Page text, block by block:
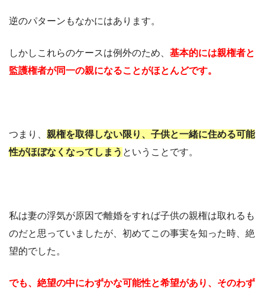
逆のパターンもなかにはあります。
しかしこれらのケースは例外のため、 基本的には親権者と
監護権者が同一の親になることがほとんどです。
つまり、 親権を取得しない限り、子供と一緒に住める可能
性がほぼなくなってしまう ということです。
私は妻の浮気が原因で離婚をすれば子供の親権は取れるも
のだと思っていましたが、初めてこの事実を知った時、絶
望的でした。
でも、絶望の中にわずかな可能性と希望があり、そのわず